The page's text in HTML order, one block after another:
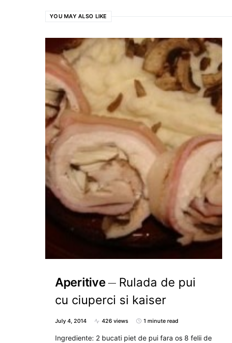
YOU MAY ALSO LIKE
Aperitive
Rulada de pui
cu ciuperci si kaiser
July 4, 2014 426 views 1 minute read
Ingrediente: 2 bucati piet de pui fara os 8 felii de